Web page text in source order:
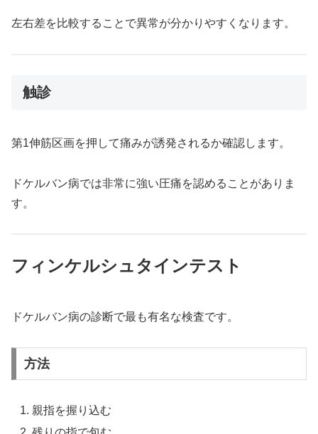
左右差を比較することで異常が分かりやすくなります。
触診
第1伸筋区画を押して痛みが誘発されるか確認します。
ドケルバン病では非常に強い圧痛を認めることがありま
す。
フィンケルシュタインテスト
ドケルバン病の診断で最も有名な検査です。
方法
親指を握り込む